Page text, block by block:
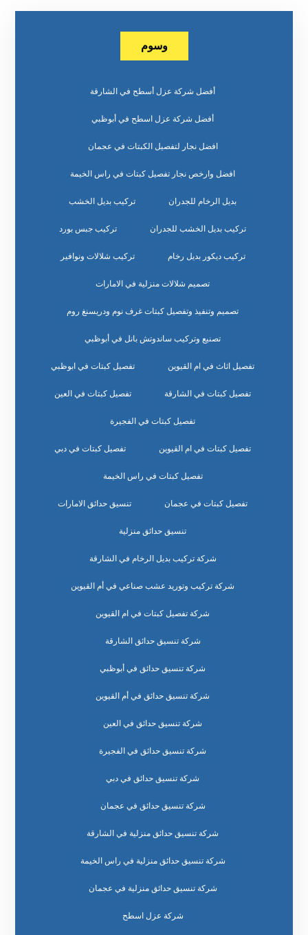
وسوم
أفضل شركة عزل أسطح في الشارقة
أفضل شركة عزل اسطح في أبوظبي
افضل نجار لتفصيل الكبتات في عجمان
افضل وارخص نجار تفصيل كبتات في راس الخيمة
بديل الرخام للجدران تركيب بديل الخشب
تركيب بديل الخشب للجدران تركيب جبس بورد
تركيب ديكور بديل رخام تركيب شلالات ونوافير
تصميم شلالات منزلية في الامارات
تصميم وتنفيذ وتفصيل كبتات غرف نوم ودريسنغ روم
تصنيع وتركيب ساندوتش بانل في أبوظبي
تفصيل اثاث في ام القيوين تفصيل كبتات في ابوظبي
تفصيل كبتات في الشارقة تفصيل كبتات في العين
تفصيل كبتات في الفجيرة
تفصيل كبتات في ام القيوين تفصيل كبتات في دبي
تفصيل كبتات في راس الخيمة
تفصيل كبتات في عجمان تنسيق حدائق الامارات
تنسيق حدائق منزلية
شركة تركيب بديل الرخام في الشارقة
شركة تركيب وتوريد عشب صناعي في أم القيوين
شركة تفصيل كبتات في ام القيوين
شركة تنسيق حدائق الشارقة
شركة تنسيق حدائق في أبوظبي
شركة تنسيق حدائق في أم القيوين
شركة تنسيق حدائق في العين
شركة تنسيق حدائق في الفجيرة
شركة تنسيق حدائق في دبي
شركة تنسيق حدائق في عجمان
شركة تنسيق حدائق منزلية في الشارقة
شركة تنسيق حدائق منزلية في راس الخيمة
شركة تنسيق حدائق منزلية في عجمان
شركة عزل اسطح